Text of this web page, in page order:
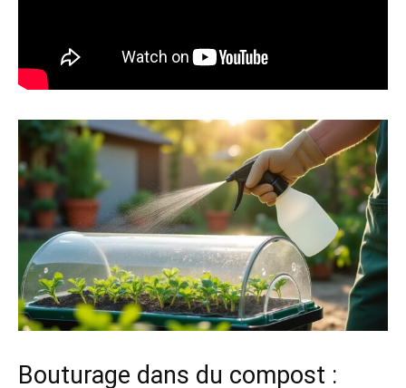
Bouturage dans du compost :